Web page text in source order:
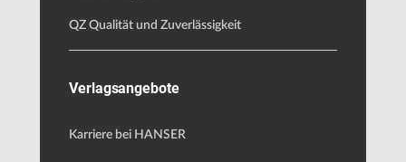
QZ Qualität und Zuverlässigkeit
Verlagsangebote
Karriere bei HANSER